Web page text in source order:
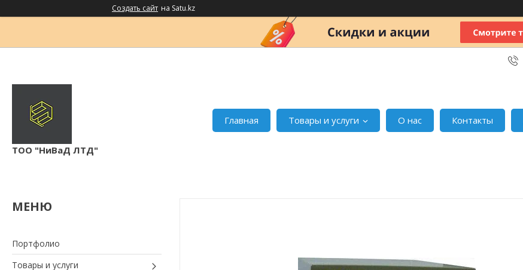
Создать сайт на Satu.kz
ТОО "НиВаД ЛТД"
Главная Товары и услуги О нас Контакты
Портфолио
Товары и услуги